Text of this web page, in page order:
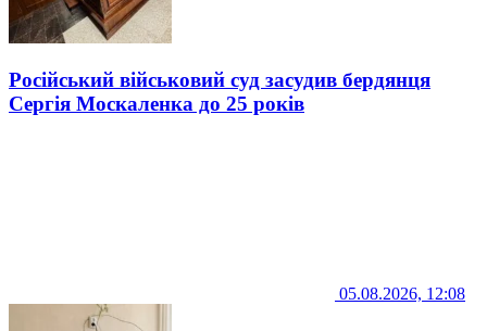
Російський військовий суд засудив бердянця
Сергія Москаленка до 25 років
05.08.2026, 12:08